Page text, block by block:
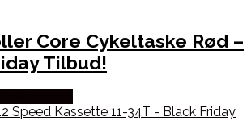
Core Cykeltaske Rød –
Tilbud!